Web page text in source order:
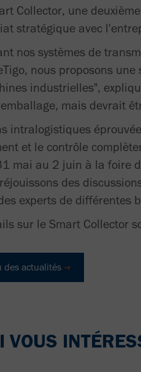
Collector, une
stratégique avec
nos systèmes de
nous proposons
industrielles",
mais devrait
intralogistiques
et le contrôle
mai au 2 juin à la foire
des
experts de différentes
sur le Smart Collector
des actualités
VOUS